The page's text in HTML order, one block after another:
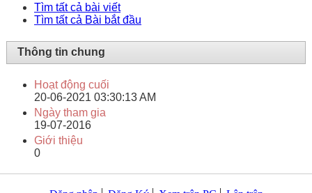
Tìm tất cả bài viết
Tìm tất cả Bài bắt đầu
Thông tin chung
Hoạt động cuối
20-06-2021 03:30:13 AM
Ngày tham gia
19-07-2016
Giới thiệu
0